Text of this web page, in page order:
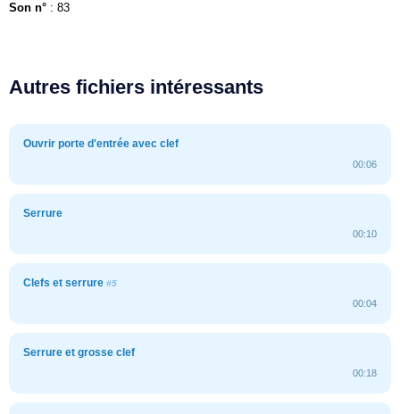
Son n° : 83
Autres fichiers intéressants
Ouvrir porte d'entrée avec clef
00:06
Serrure
00:10
Clefs et serrure #5
00:04
Serrure et grosse clef
00:18